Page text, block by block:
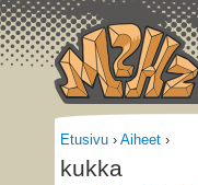
Etusivu › Aiheet ›
kukka